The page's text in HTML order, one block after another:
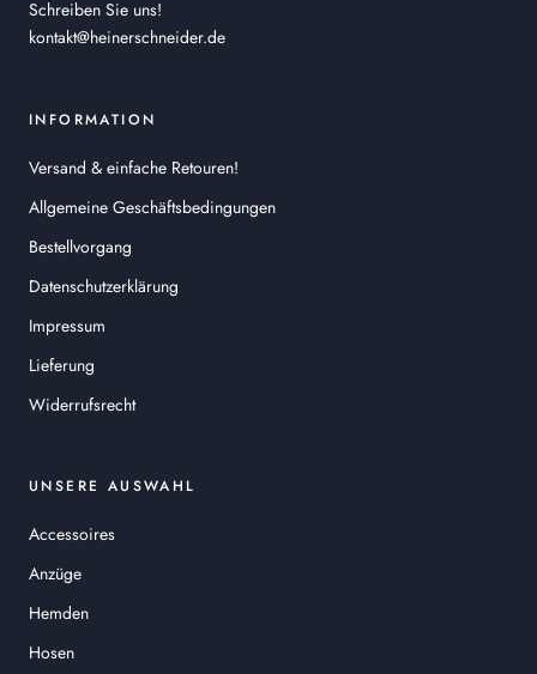
Schreiben Sie uns!
kontakt@heinerschneider.de
INFORMATION
Versand & einfache Retouren!
Allgemeine Geschäftsbedingungen
Bestellvorgang
Datenschutzerklärung
Impressum
Lieferung
Widerrufsrecht
UNSERE AUSWAHL
Accessoires
Anzüge
Hemden
Hosen